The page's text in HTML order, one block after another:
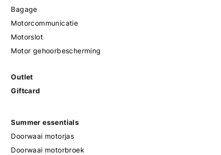
Bagage
Motorcommunicatie
Motorslot
Motor gehoorbescherming
Outlet
Giftcard
Summer essentials
Doorwaai motorjas
Doorwaai motorbroek